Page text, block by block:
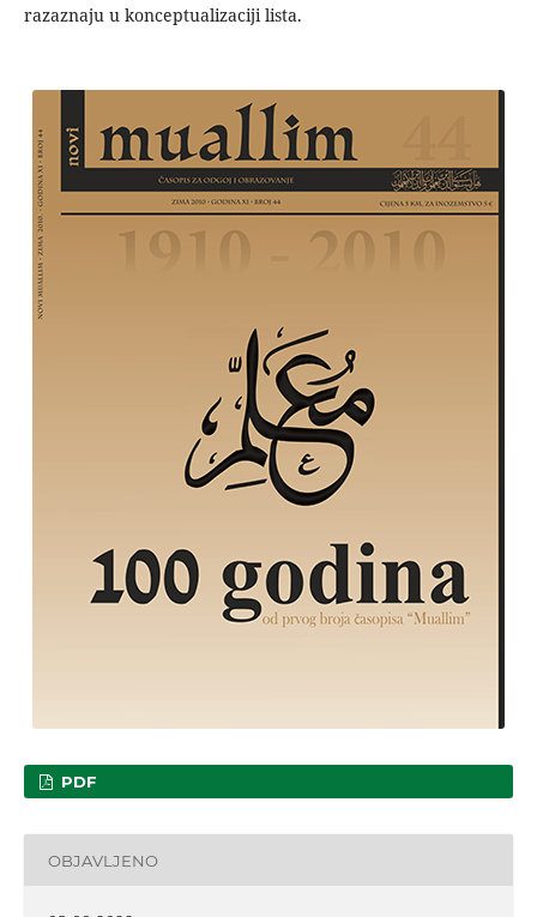
razaznaju u konceptualizaciji lista.
PDF
OBJAVLJENO